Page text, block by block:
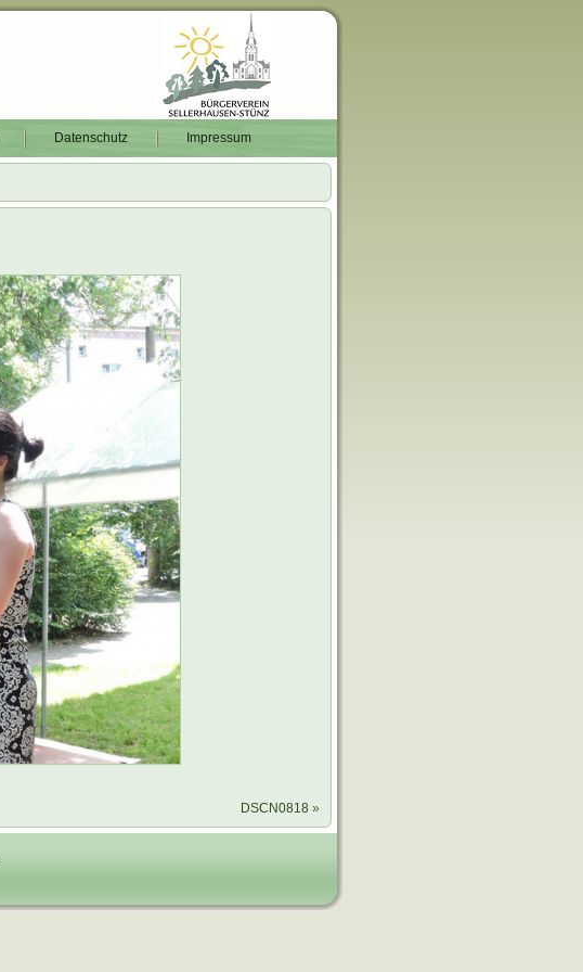
Datenschutz Impressum
DSCN0818 »